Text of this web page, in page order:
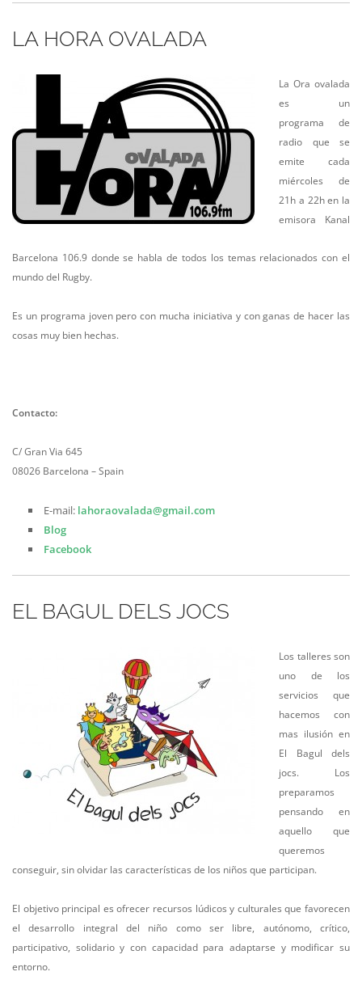
LA HORA OVALADA
La Ora ovalada
es un
programa de
radio que se
emite cada
miércoles de
21h a 22h en la
emisora Kanal
Barcelona 106.9 donde se habla de todos los temas relacionados con el
mundo del Rugby.
Es un programa joven pero con mucha iniciativa y con ganas de hacer las
cosas muy bien hechas.
Contacto:
C/ Gran Via 645
08026 Barcelona – Spain
E-mail: lahoraovalada@gmail.com
Blog
Facebook
EL BAGUL DELS JOCS
Los talleres son
uno de los
servicios que
hacemos con
mas ilusión en
El Bagul dels
jocs. Los
preparamos
pensando en
aquello que
queremos
conseguir, sin olvidar las características de los niños que participan.
El objetivo principal es ofrecer recursos lúdicos y culturales que favorecen
el desarrollo integral del niño como ser libre, autónomo, crítico,
participativo, solidario y con capacidad para adaptarse y modificar su
entorno.